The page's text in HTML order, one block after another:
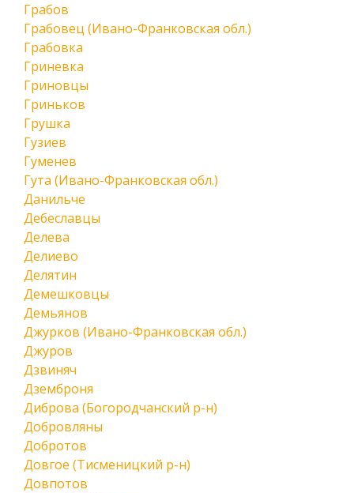
Грабов
Грабовец (Ивано-Франковская обл.)
Грабовка
Гриневка
Гриновцы
Гриньков
Грушка
Гузиев
Гуменев
Гута (Ивано-Франковская обл.)
Данильче
Дебеславцы
Делева
Делиево
Делятин
Демешковцы
Демьянов
Джурков (Ивано-Франковская обл.)
Джуров
Дзвиняч
Дземброня
Диброва (Богородчанский р-н)
Добровляны
Добротов
Довгое (Тисменицкий р-н)
Довпотов